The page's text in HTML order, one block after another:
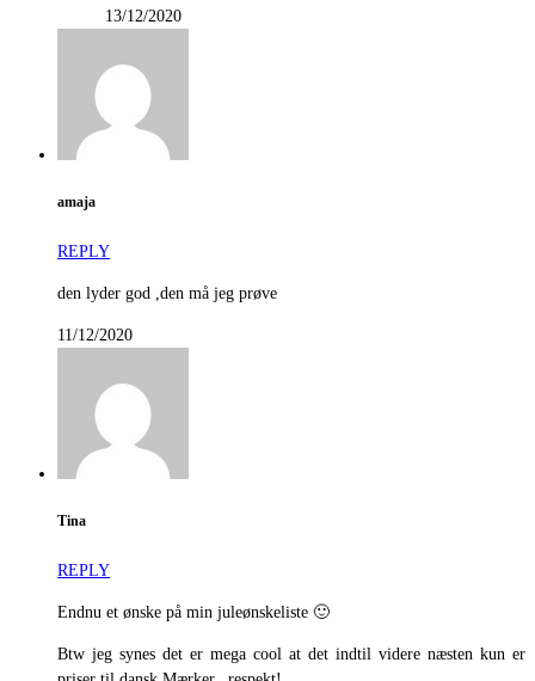
13/12/2020
amaja
REPLY
den lyder god ,den må jeg prøve
11/12/2020
Tina
REPLY
Endnu et ønske på min juleønskeliste 🙂
Btw jeg synes det er mega cool at det indtil videre næsten kun er